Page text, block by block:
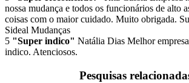
nossa mudança e todos os funcionários de alto
coisas com o maior cuidado. Muito obrigada.
Sideal Mudanças
5 "Super indico" Natália Dias Melhor
indico. Atenciosos.
Pesquisas